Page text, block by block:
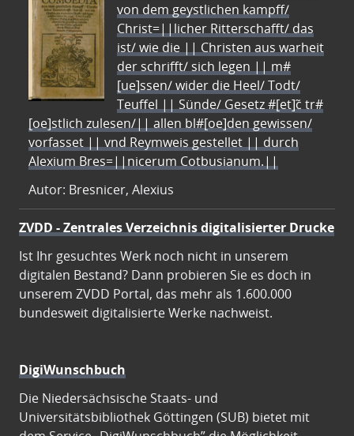
von dem geystlichen kampff/
Christ=||licher Ritterschafft/ das
ist/ wie die || Christen aus warheit
der schrifft/ sich legen || m#
[ue]ssen/ wider die Heel/ Todt/
Teuffel || Sünde/ Gesetz #[et]c̃ tr#
[oe]stlich zulesen/|| allen bl#[oe]den gewissen/
vorfasset || vnd Reymweis gestellet || durch
Alexium Bres=||nicerum Cotbusianum.||
Autor: Bresnicer, Alexius
ZVDD - Zentrales Verzeichnis digitalisierter Drucke
Ist Ihr gesuchtes Werk noch nicht in unserem
digitalen Bestand? Dann probieren Sie es doch in
unserem ZVDD Portal, das mehr als 1.600.000
bundesweit digitalisierte Werke nachweist.
DigiWunschbuch
Die Niedersächsische Staats- und
Universitätsbibliothek Göttingen (SUB) bietet mit